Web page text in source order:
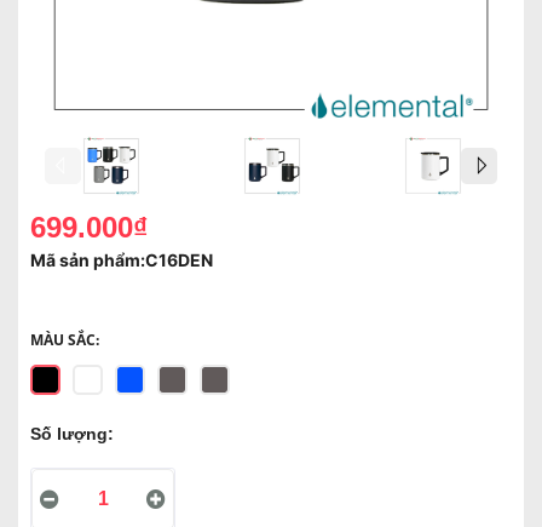
699.000₫
Mã sản phẩm:C16DEN
MÀU SẮC:
Số lượng: